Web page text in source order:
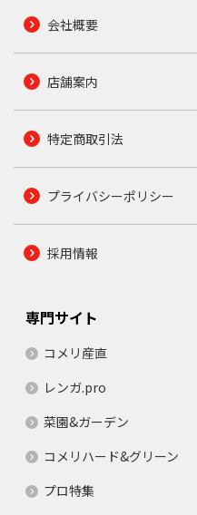
会社概要
店舗案内
特定商取引法
プライバシーポリシー
採用情報
専門サイト
コメリ産直
レンガ.pro
菜園&ガーデン
コメリハード&グリーン
プロ特集